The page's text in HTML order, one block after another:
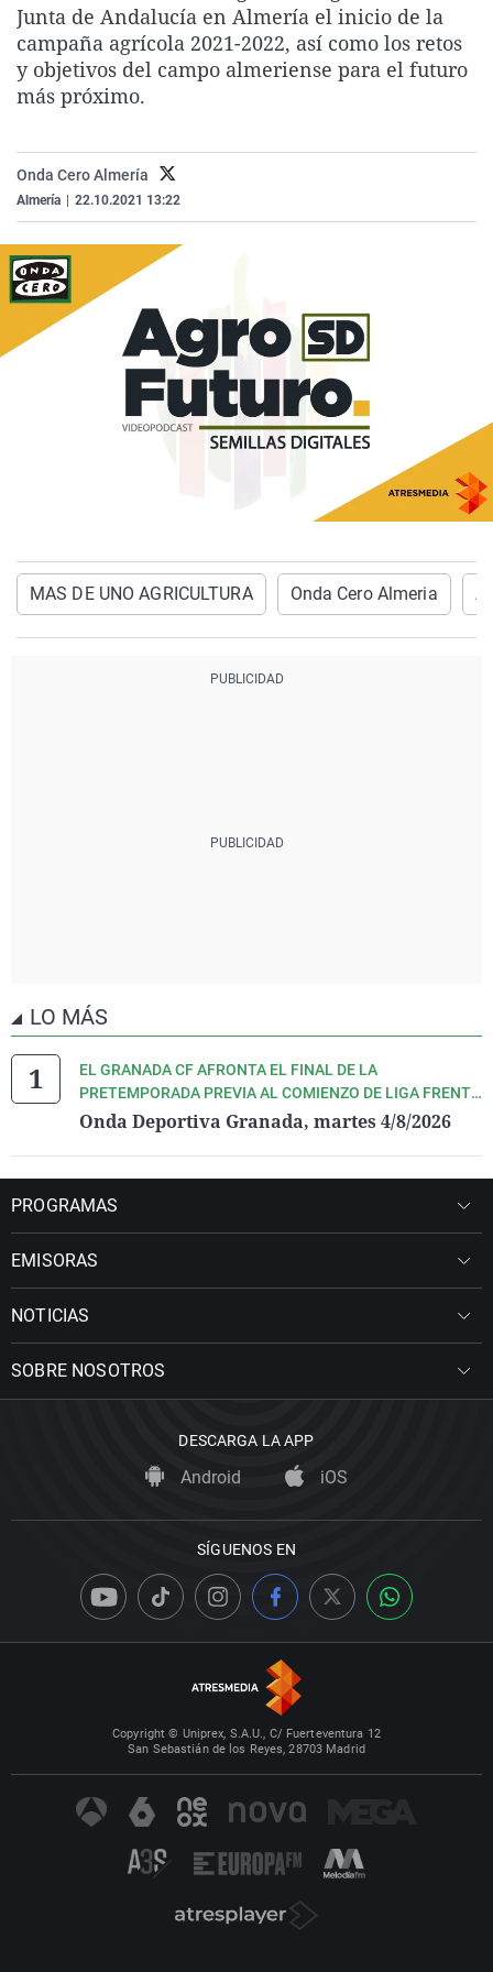
La rosa de los vientos
Gente viajera
Caso
Retornados
Extremadura
Galicia
Virales
Televisión
Junta de Andalucía en Almería el inicio de la
campaña agrícola 2021-2022, así como los retos
y objetivos del campo almeriense para el futuro
más próximo.
Onda Cero Almería
Almería 22.10.2021 13:22
MAS DE UNO AGRICULTURA Onda Cero Almeria
LO MÁS
EL GRANADA CF AFRONTA EL FINAL DE LA
PRETEMPORADA PREVIA AL COMIENZO DE LIGA FRENTE
AL REAL OVIEDO. ESCÚCHALO TODO DE LA MANO DE
Onda Deportiva Granada, martes 4/8/2026
PROGRAMAS
EMISORAS
NOTICIAS
SOBRE NOSOTROS
DESCARGA LA APP
Android iOS
SÍGUENOS EN
Copyright © Uniprex, S.A.U., C/ Fuerteventura 12
San Sebastián de los Reyes, 28703 Madrid